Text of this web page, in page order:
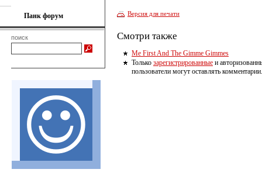
Панк форум
поиск
Версия для печати
Смотри также
Me First And The Gimme Gimmes
Только зарегистрированные и
пользователи могут оставлять комментарии.